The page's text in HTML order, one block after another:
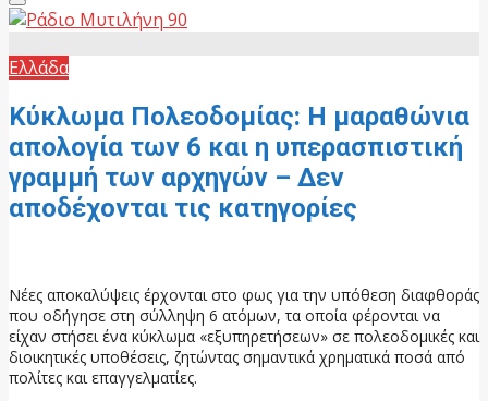
Primary
Menu
Ελλάδα
Κύκλωμα Πολεοδομίας: Η μαραθώνια
απολογία των 6 και η υπερασπιστική
γραμμή των αρχηγών – Δεν
αποδέχονται τις κατηγορίες
Νέες αποκαλύψεις έρχονται στο φως για την υπόθεση διαφθοράς
που οδήγησε στη σύλληψη 6 ατόμων, τα οποία φέρονται να
είχαν στήσει ένα κύκλωμα «εξυπηρετήσεων» σε πολεοδομικές και
διοικητικές υποθέσεις, ζητώντας σημαντικά χρηματικά ποσά από
πολίτες και επαγγελματίες.